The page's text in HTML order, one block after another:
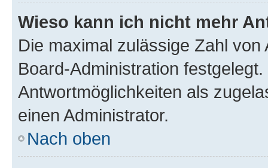
Wieso kann ich nicht mehr
Die maximal zulässige Zahl
Board-Administration
Antwortmöglichkeiten als
einen Administrator.
Nach oben